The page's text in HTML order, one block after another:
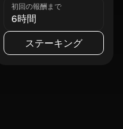
初回の報酬まで
6時間
ステーキング